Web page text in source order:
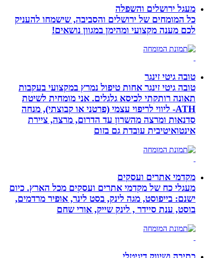
מעגל ירושלים והשפלה
כל המומחים של ירושלים והסביבה, שישמחו להעניק
לכם מענה מקצועי ומהימן במגוון נושאים!
טובה גיטי זינגר
טובה גיטי זינגר אחות טיפול נמרץ במקצועי בעקבות
תאונה רותקתי לכיסא גלגלים. אני מומחית לשיטת
ATH- ליווי לריפוי עצמי (פרטני או קבוצתי), מנחה
סדנאות ומרצה מהשרון עד הדרום, מרצה, ציירת
אינטואיטיבית עובדת גם בזום
מקדמי אתרים ועסקים
מעגלי כח של מקדמי אתרים ועסקים מכל הארץ. כיום
ישנם: בייפוסט, מגה לינק, בסט לינר, אופיר מרדמים,
בוסט, ענת סיידר , לינק שייק, אורי שחם